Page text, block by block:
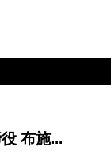
布施...